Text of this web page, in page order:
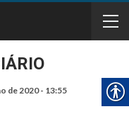
de 2020 - 13:55